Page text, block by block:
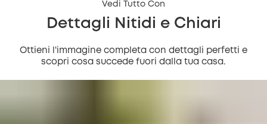
Vedi Tutto Con
Dettagli Nitidi e Chiari
Ottieni l'immagine completa con dettagli perfetti e
scopri cosa succede fuori dalla tua casa.